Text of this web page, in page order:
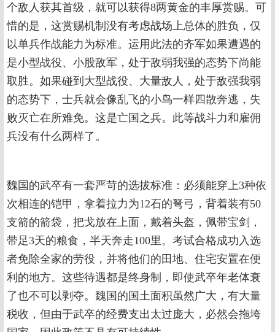
个敌人获其首级，就可以获得8两黄金的丰厚赏赐。可
惜的是，这赏赐机制没有考虑战场上总体的胜负，仅
以单兵作战能力为标准。运用此法的齐军如果遭遇的
是小型战役、小股敌军，处于敌弱我强的态势下尚能
取胜。如果碰到大型战役、大量敌人，处于敌强我弱
的态势下，士兵就会像乱飞的小鸟一样四散奔逃，失
败灭亡在所难免。这是亡国之兵。此等战斗力和雇佣
兵没有什么两样了。
魏国的武卒有一套严苛的选拔标准：必须能穿上3种依
次相连的铠甲，拿着拉力为12石的弩弓，背着装有50
支箭的箭袋，把戈放在上面，戴着头盔，佩带宝剑，
带足3天的粮食，半天奔走100里。考试合格成功入选
者免除全家的劳役，并将他们的田地、住宅安置在便
利的地方。这些待遇都是终身制，即使武卒年老体衰
了也不可以剥夺。魏国的国土面积虽然广大，有大量
税收，但由于武卒的经费支出太过庞大，必然会拖垮